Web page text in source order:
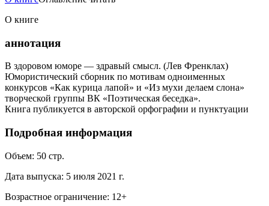
О книге
аннотация
В здоровом юморе — здравый смысл. (Лев Френклах)
Юмористический сборник по мотивам одноименных
конкурсов «Как курица лапой» и «Из мухи делаем слона»
творческой группы ВК «Поэтическая беседка».
Книга публикуется в авторской орфографии и пунктуации
Подробная информация
Объем: 50 стр.
Дата выпуска: 5 июля 2021 г.
Возрастное ограничение: 12+